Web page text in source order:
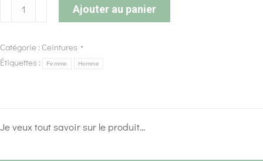
Ajouter au panier
Catégorie : Ceintures
Étiquettes :
Femme Homme
Je veux tout savoir sur le produit...